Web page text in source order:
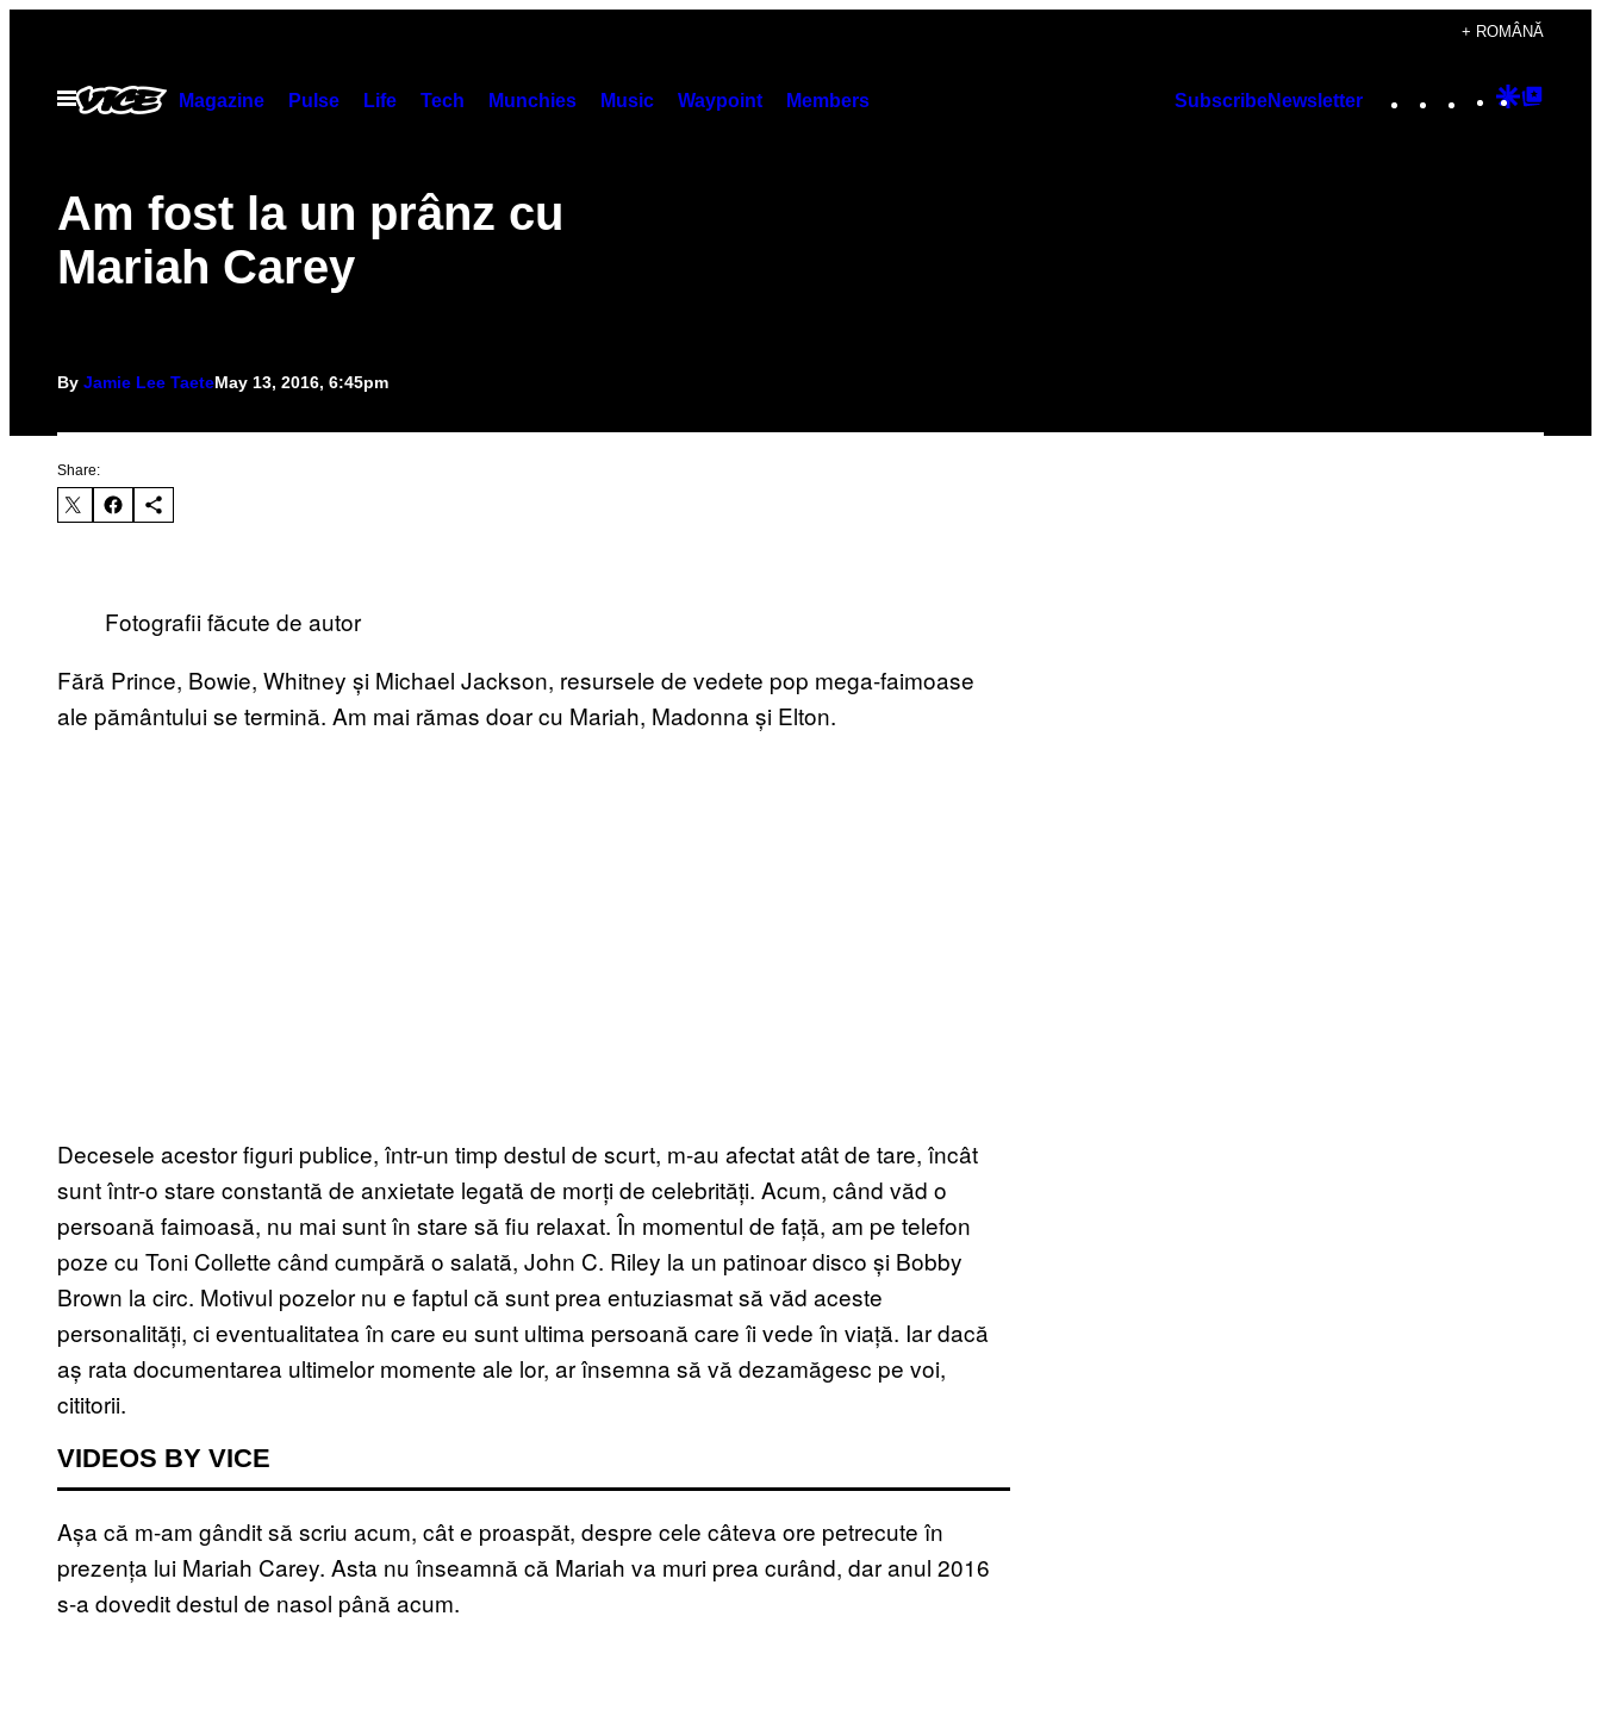
content
+ ROMÂNĂ
Open
Menu
Magazine Pulse Life Tech Munchies Music Waypoint Members SubscribeNewsletter Instagram
TikTok
YouTube
Google
Am fost la un prânz cu
Mariah Carey
By Jamie Lee TaeteMay 13, 2016, 6:45pm
Share:
Fotografii făcute de autor
Fără Prince, Bowie, Whitney și Michael Jackson, resursele de vedete pop mega-faimoase
ale pământului se termină. Am mai rămas doar cu Mariah, Madonna și Elton.
Decesele acestor figuri publice, într-un timp destul de scurt, m-au afectat atât de tare, încât
sunt într-o stare constantă de anxietate legată de morți de celebrități. Acum, când văd o
persoană faimoasă, nu mai sunt în stare să fiu relaxat. În momentul de față, am pe telefon
poze cu Toni Collette când cumpără o salată, John C. Riley la un patinoar disco și Bobby
Brown la circ. Motivul pozelor nu e faptul că sunt prea entuziasmat să văd aceste
personalități, ci eventualitatea în care eu sunt ultima persoană care îi vede în viață. Iar dacă
aș rata documentarea ultimelor momente ale lor, ar însemna să vă dezamăgesc pe voi,
cititorii.
VIDEOS BY VICE
Așa că m-am gândit să scriu acum, cât e proaspăt, despre cele câteva ore petrecute în
prezența lui Mariah Carey. Asta nu înseamnă că Mariah va muri prea curând, dar anul 2016
s-a dovedit destul de nasol până acum.